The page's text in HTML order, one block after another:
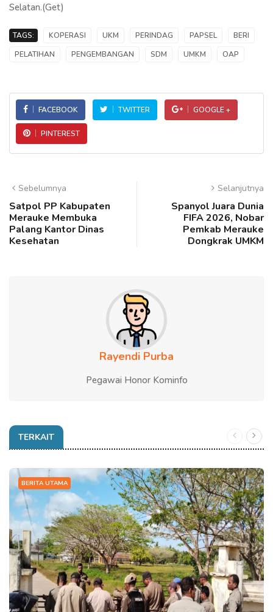
Selatan.(Get)
TAGS: KOPERASI UKM PERINDAG PAPSEL
BERI
PELATIHAN
PENGEMBANGAN SDM UMKM OAP
FACEBOOK TWITTER GOOGLE +
PINTEREST
Sebelumnya
Satpol PP Kabupaten
Merauke Membuka
Palang Kantor Dinas
Kesehatan
Selanjutnya
Spanyol Juara Dunia
FIFA 2026, Nobar
Pemkab Merauke
Dongkrak UMKM
Rayendi Purba
Pegawai Honor Kominfo
TERKAIT
BERITA UTAMA